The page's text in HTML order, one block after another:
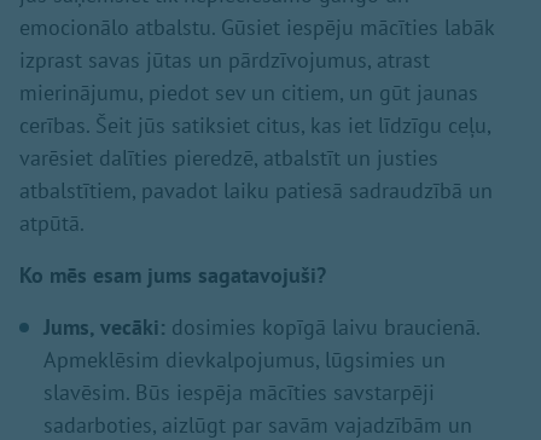
emocionālo atbalstu. Gūsiet iespēju mācīties labāk
izprast savas jūtas un pārdzīvojumus, atrast
mierinājumu, piedot sev un citiem, un gūt jaunas
cerības. Šeit jūs satiksiet citus, kas iet līdzīgu ceļu,
varēsiet dalīties pieredzē, atbalstīt un justies
atbalstītiem, pavadot laiku patiesā sadraudzībā un
atpūtā.
Ko mēs esam jums sagatavojuši?
Jums, vecāki: dosimies kopīgā laivu braucienā.
Apmeklēsim dievkalpojumus, lūgsimies un
slavēsim. Būs iespēja mācīties savstarpēji
sadarboties, aizlūgt par savām vajadzībām un